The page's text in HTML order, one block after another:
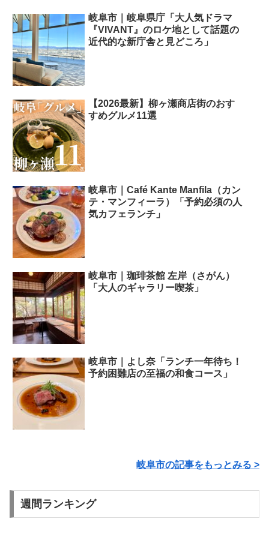
岐阜市｜岐阜県庁「大人気ドラマ
『VIVANT』のロケ地として話題の
近代的な新庁舎と見どころ」
【2026最新】柳ヶ瀬商店街のおす
すめグルメ11選
岐阜市｜Café Kante Manfila（カン
テ・マンフィーラ）「予約必須の人
気カフェランチ」
岐阜市｜珈琲茶館 左岸（さがん）
「大人のギャラリー喫茶」
岐阜市｜よし奈「ランチ一年待ち！
予約困難店の至福の和食コース」
岐阜市の記事をもっとみる >
週間ランキング